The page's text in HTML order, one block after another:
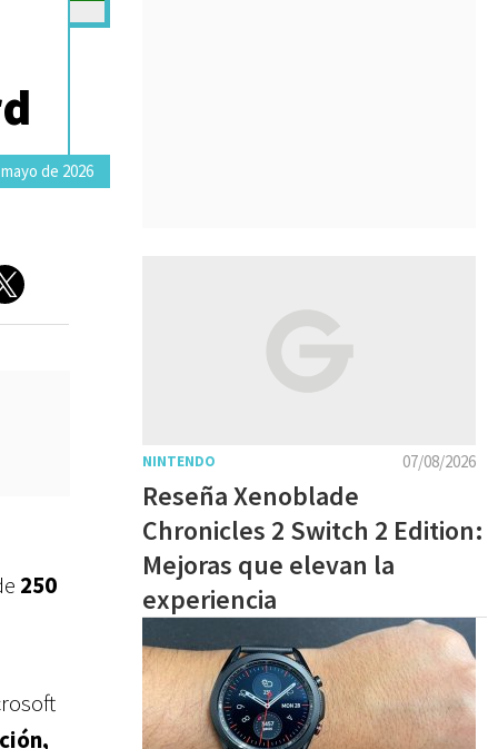
de 2026
250
07/08/2026
NINTENDO
Reseña Xenoblade
Chronicles 2 Switch 2 Edition:
Mejoras que elevan la
experiencia